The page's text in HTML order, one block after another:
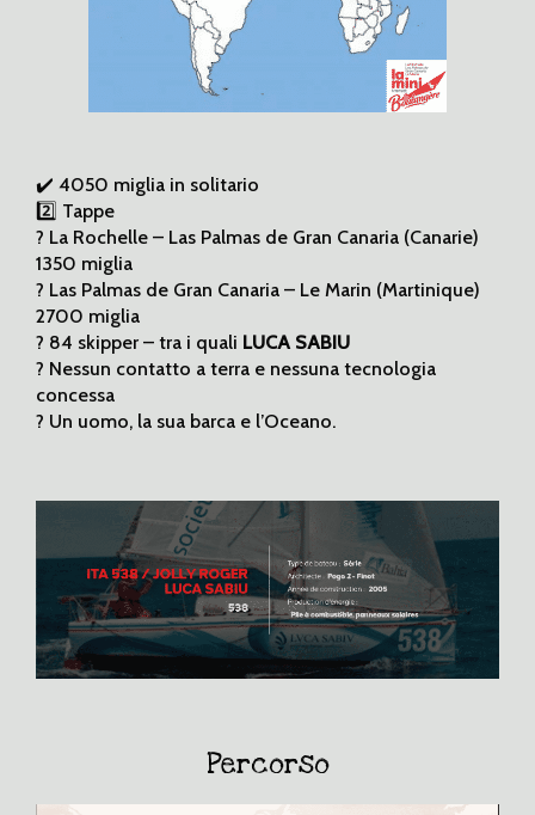
✔️ 4050 miglia in solitario
2️⃣ Tappe
? La Rochelle – Las Palmas de Gran Canaria (Canarie)
1350 miglia
? Las Palmas de Gran Canaria – Le Marin (Martinique)
2700 miglia
? 84 skipper – tra i quali LUCA SABIU
? Nessun contatto a terra e nessuna tecnologia
concessa
? Un uomo, la sua barca e l’Oceano.
Percorso